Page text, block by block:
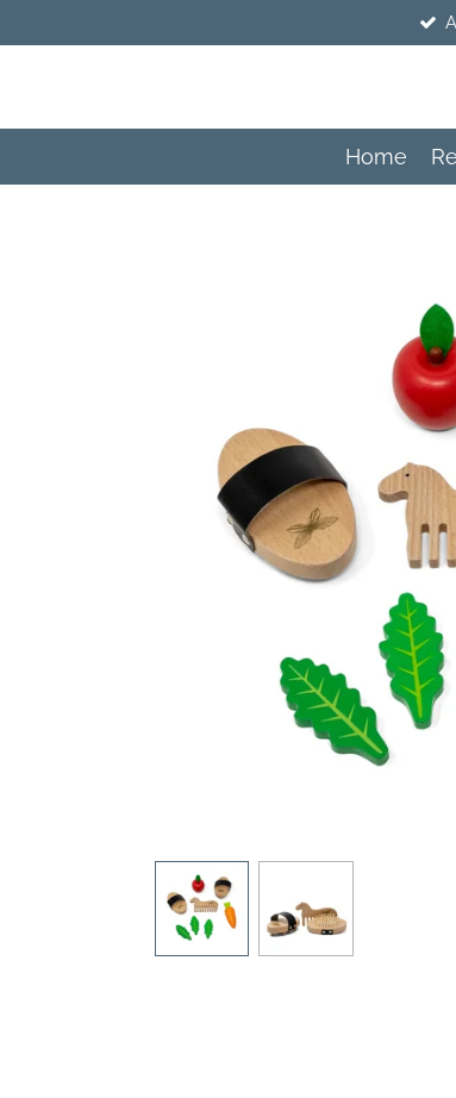
Hauptinhalt
Home